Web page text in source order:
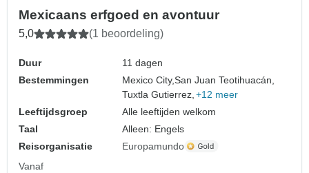
Mexicaans erfgoed en avontuur
5,0 (1 beoordeling)
Duur
11 dagen
Bestemmingen
Mexico City,San Juan Teotihuacán,
Tuxtla Gutierrez, +12 meer
Leeftijdsgroep
Alle leeftijden welkom
Taal
Alleen: Engels
Reisorganisatie
Europamundo
Vanaf